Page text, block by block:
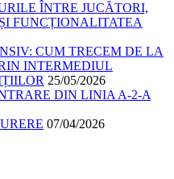
ÎNTRE JUCĂTORI,
FUNCȚIONALITATEA
CUM TRECEM DE LA
INTERMEDIUL
25/05/2026
DIN LINIA A-2-A
07/04/2026